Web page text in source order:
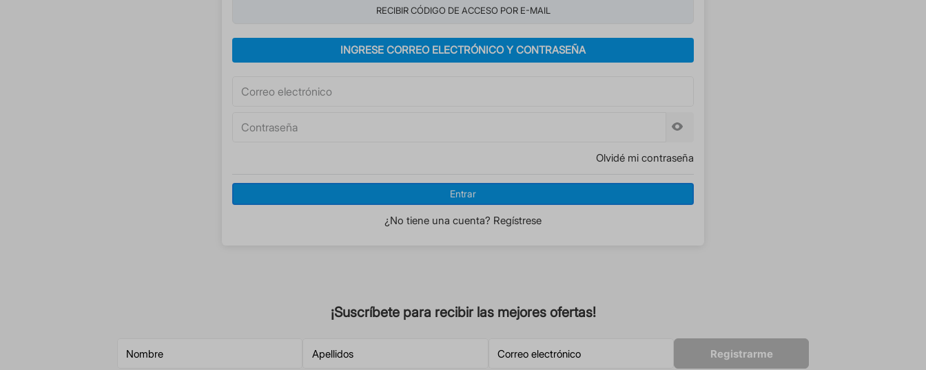
RECIBIR CÓDIGO DE ACCESO POR E-MAIL
INGRESE CORREO ELECTRÓNICO Y CONTRASEÑA
Olvidé mi contraseña
Entrar
¿No tiene una cuenta? Regístrese
¡Suscríbete para recibir las mejores ofertas!
Registrarme